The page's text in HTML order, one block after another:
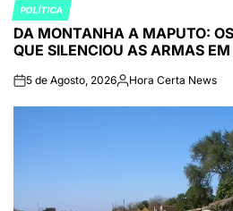
POSTED
IN
POLÍTICA
DA MONTANHA A MAPUTO:
QUE SILENCIOU AS ARMAS
on5 de Agosto, 2026Publicado
Hora Certa News